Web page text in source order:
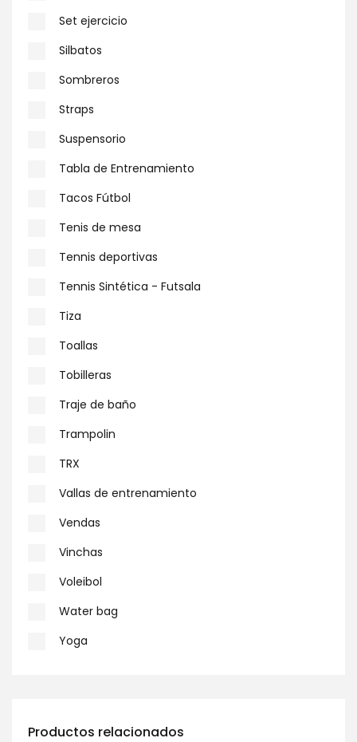
Set ejercicio
Silbatos
Sombreros
Straps
Suspensorio
Tabla de Entrenamiento
Tacos Fútbol
Tenis de mesa
Tennis deportivas
Tennis Sintética - Futsala
Tiza
Toallas
Tobilleras
Traje de baño
Trampolin
TRX
Vallas de entrenamiento
Vendas
Vinchas
Voleibol
Water bag
Yoga
Productos relacionados